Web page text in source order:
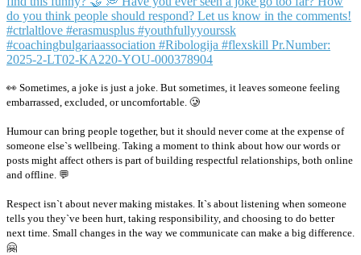
👀 Sometimes, a joke is just a joke. But sometimes, it leaves someone feeling
embarrassed, excluded, or uncomfortable. 🥲
Humour can bring people together, but it should never come at the expense of
someone else`s wellbeing. Taking a moment to think about how our words or
posts might affect others is part of building respectful relationships, both online
and offline. 💬
Respect isn`t about never making mistakes. It`s about listening when someone
tells you they`ve been hurt, taking responsibility, and choosing to do better
next time. Small changes in the way we communicate can make a big difference.
🤗